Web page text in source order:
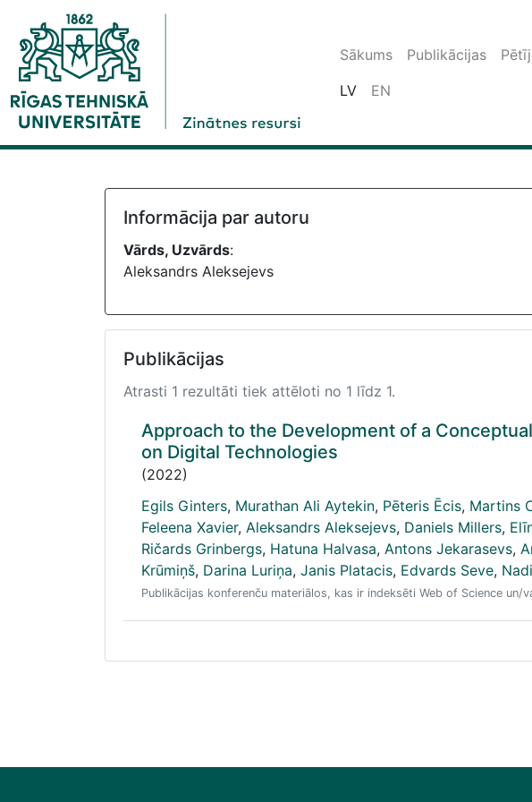
Sākums Publikācijas
LV
EN
Informācija par autoru
Vārds, Uzvārds:
Aleksandrs Aleksejevs
Publikācijas
Atrasti 1 rezultāti tiek attēloti no 1 līdz 1.
Approach to the Development of a
on Digital Technologies
(2022)
Egils Ginters, Murathan Ali Aytekin, Pēteris Ēcis, Martins
Feleena Xavier, Aleksandrs Aleksejevs, Daniels Millers,
Ričards Grinbergs, Hatuna Halvasa, Antons Jekarasevs,
Krūmiņš, Darina Luriņa, Janis Platacis, Edvards Seve,
Publikācijas konferenču materiālos, kas ir indeksēti Web of Science un/